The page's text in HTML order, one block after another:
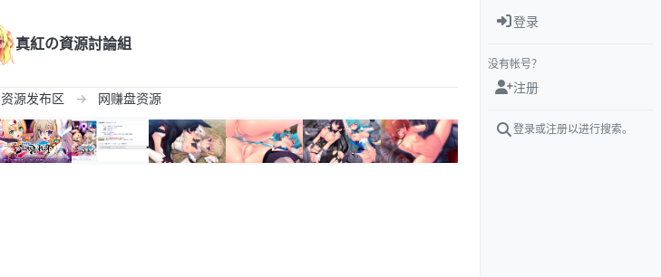
真紅の資源討論組
资源发布区 网赚盘资源
登录
没有帐号？
注册
登录或注册以进行搜索。